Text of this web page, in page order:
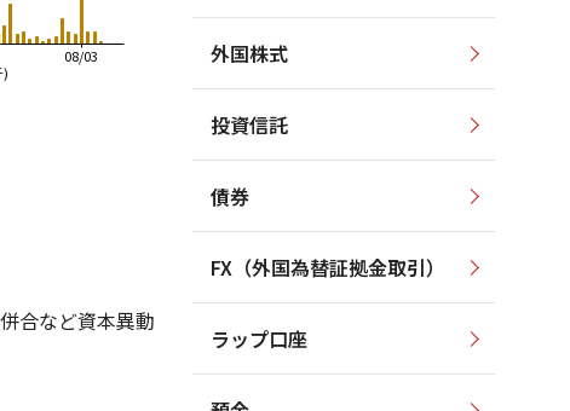
)
08/03
400
合など資本異動
外国株式
投資信託
債券
FX（外国為替証拠金取引）
ラップ口座